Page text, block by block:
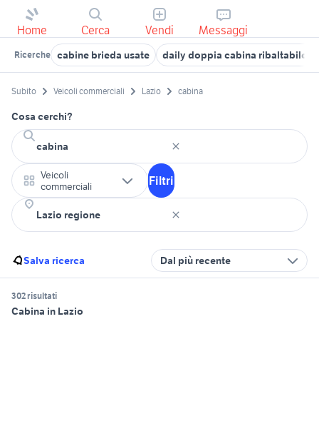
Home Cerca Vendi Messaggi
Ricerche cabine brieda usate daily doppia cabina ribaltabile
Subito Veicoli commerciali Lazio cabina
Cosa cerchi?
Veicoli
commerciali
Filtri
Salva ricerca Dal più recente
302 risultati
Cabina in Lazio